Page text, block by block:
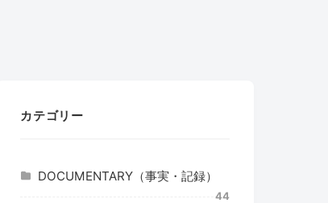
カテゴリー
DOCUMENTARY（事実・記録）
44